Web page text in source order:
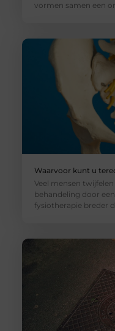
vormen samen een
Waarvoor kunt u
Veel mensen
behandeling door
fysiotherapie breder